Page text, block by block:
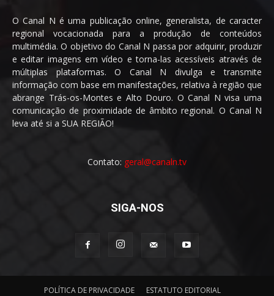
O Canal N é uma publicação online, generalista, de caracter
regional vocacionada para a produção de conteúdos
multimédia. O objetivo do Canal N passa por adquirir, produzir
e editar imagens em vídeo e torna-las acessíveis através de
múltiplas plataformas. O Canal N divulga e transmite
informação com base em manifestações, relativa à região que
abrange Trás-os-Montes e Alto Douro. O Canal N visa uma
comunicação de proximidade de âmbito regional. O Canal N
leva até si a SUA REGIÃO!
Contato: geral@canaln.tv
SIGA-NOS
POLÍTICA DE PRIVACIDADE ESTATUTO EDITORIAL